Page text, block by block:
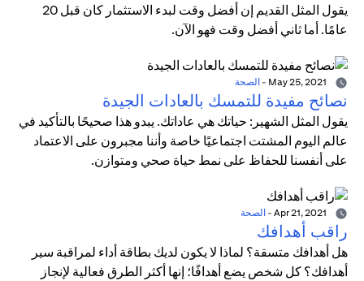
يقول المثل القديم إن أفضل وقت لبدء الاستثمار كان قبل 20
عامًا. أما ثاني أفضل وقت فهو الآن.
- الصحة
نصائح مفيدة للتمسك بالعادات الجيدة
يقول المثل الشهير: حياتك هي عاداتك. يبدو هذا صحيحًا بالتأكيد في
عالم اليوم المشتت اجتماعيًا خاصة وأننا مجبرون على الاعتماد
على أنفسنا للحفاظ على نمط حياة صحي ومتوازن.
- الصحة
راقب أهدافك
هل أهدافك متسقة؟ لماذا لا يكون لديك بطاقة أداء لمراقبة سير
أهدافك؟ كل شخص يضع أهدافًا؛ إنها أكثر الطرق فعالية لإنجاز